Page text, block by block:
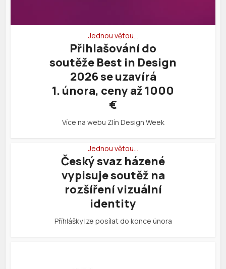
Jednou větou…
Přihlašování do
soutěže Best in Design
2026 se uzavírá
1. února, ceny až 1000
€
Více na webu Zlín Design Week
Jednou větou…
Český svaz házené
vypisuje soutěž na
rozšíření vizuální
identity
Příhlášky lze posílat do konce února